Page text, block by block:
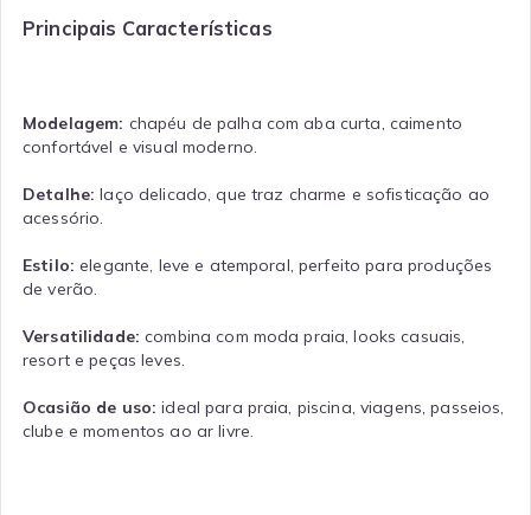
Principais Características
Modelagem: chapéu de palha com aba curta, caimento
confortável e visual moderno.
Detalhe: laço delicado, que traz charme e sofisticação ao
acessório.
Estilo: elegante, leve e atemporal, perfeito para produções
de verão.
Versatilidade: combina com moda praia, looks casuais,
resort e peças leves.
Ocasião de uso: ideal para praia, piscina, viagens, passeios,
clube e momentos ao ar livre.